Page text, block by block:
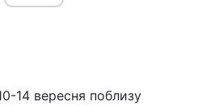
14 вересня поблизу